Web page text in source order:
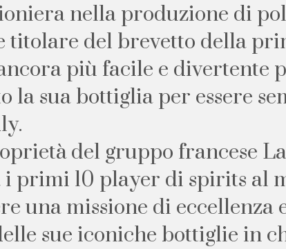
oniera nella produzione di pol
titolare del brevetto della pri
ncora più facile e divertente p
o la sua bottiglia per essere se
ly.
oprietà del gruppo francese La
i primi 10 player di spirits al
re una missione di eccellenza
elle sue iconiche bottiglie in c